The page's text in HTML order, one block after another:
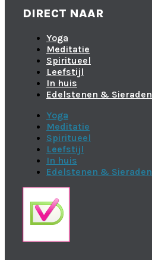
DIRECT NAAR
Yoga
Meditatie
Spiritueel
Leefstijl
In huis
Edelstenen & Sieraden
Yoga
Meditatie
Spiritueel
Leefstijl
In huis
Edelstenen & Sieraden